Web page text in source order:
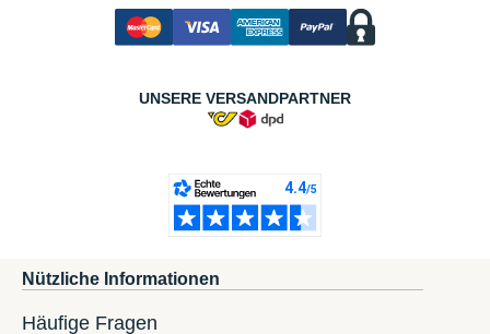
UNSERE VERSANDPARTNER
Nützliche Informationen
Häufige Fragen